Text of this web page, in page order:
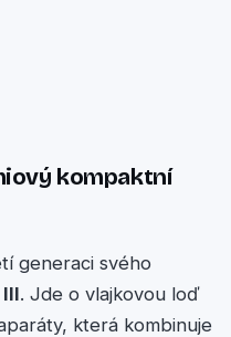
kompaktní
generaci svého
III. Jde o vlajkovou loď
která kombinuje